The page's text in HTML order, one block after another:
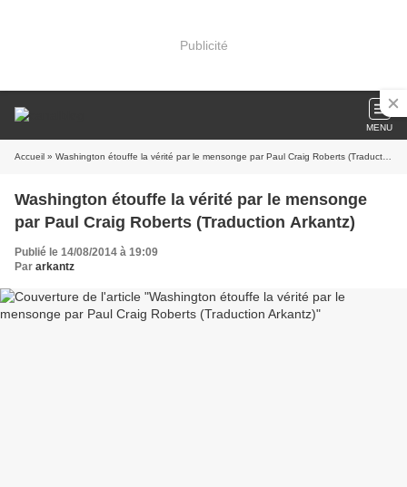
Publicité
MENU
Accueil » Washington étouffe la vérité par le mensonge par Paul Craig Roberts (Traduction Arkantz)
Washington étouffe la vérité par le mensonge
par Paul Craig Roberts (Traduction Arkantz)
Publié le 14/08/2014 à 19:09
Par arkantz